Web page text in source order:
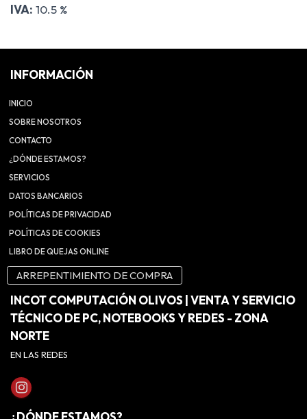
IVA: 10.5 %
INFORMACIÓN
INICIO
SOBRE NOSOTROS
CONTACTO
¿DÓNDE ESTAMOS?
SERVICIOS
DATOS BANCARIOS
POLÍTICAS DE PRIVACIDAD
POLÍTICAS DE COOKIES
LIBRO DE QUEJAS ONLINE
ARREPENTIMIENTO DE COMPRA
INCOT COMPUTACIÓN OLIVOS | VENTA Y SERVICIO
TÉCNICO DE PC, NOTEBOOKS Y REDES - ZONA
NORTE
EN LAS REDES